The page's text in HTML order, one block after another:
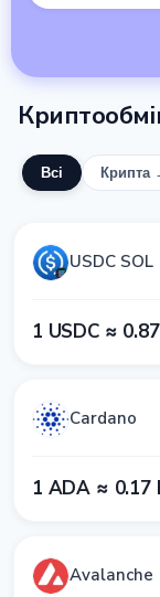
Всі Крипта
USDC SOL
1​ USDC ≈
Cardano
1​ ADA ≈ 0​.1​7​
Avalanche